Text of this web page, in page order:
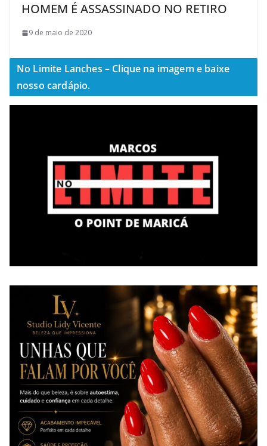
HOMEM É ASSASSINADO NO RETIRO
9 de maio de 2020
No Limite Lanches – Clique na imagem e baixe
nosso cardápio.